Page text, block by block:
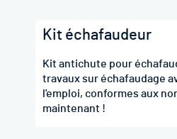
Kit échafaudeur
Kit antichute pour
travaux sur échafaudage
l'emploi, conformes aux
maintenant !